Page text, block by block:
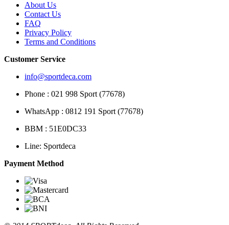
About Us
Contact Us
FAQ
Privacy Policy
Terms and Conditions
Customer Service
info@sportdeca.com
Phone : 021 998 Sport (77678)
WhatsApp : 0812 191 Sport (77678)
BBM : 51E0DC33
Line: Sportdeca
Payment Method